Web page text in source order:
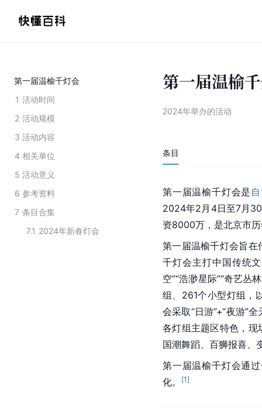
第一届温榆千灯会
1 活动时间
2 活动规模
3 活动内容
4 相关单位
5 活动意义
6 参考资料
7 条目合集
7.1 2024年新春灯会
第一届温榆
2024年举办的活动
条目
第一届温榆千灯会是
2024年2月4日至7月
资8000万，是北京市
第一届温榆千灯会旨在
千灯会主打中国传统
空”“浩渺星际”“奇艺丛
组、261个小型灯组，
会采取“日游”+“夜游”
各灯组主题区特色，现
国潮舞蹈、百狮报喜、
第一届温榆千灯会通
化。
[1]